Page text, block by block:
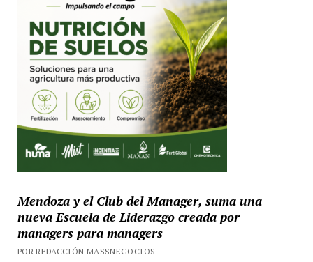
Mendoza y el Club del Manager, suma una
nueva Escuela de Liderazgo creada por
managers para managers
POR REDACCIÓN MASSNEGOCIOS